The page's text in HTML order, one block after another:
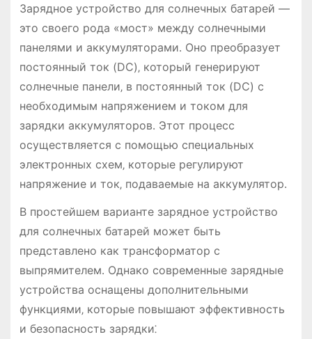
Зарядное устройство для солнечных батарей —
это своего рода «мост» между солнечными
панелями и аккумуляторами․ Оно преобразует
постоянный ток (DC)‚ который генерируют
солнечные панели‚ в постоянный ток (DC) с
необходимым напряжением и током для
зарядки аккумуляторов․ Этот процесс
осуществляется с помощью специальных
электронных схем‚ которые регулируют
напряжение и ток‚ подаваемые на аккумулятор․
В простейшем варианте зарядное устройство
для солнечных батарей может быть
представлено как трансформатор с
выпрямителем․ Однако современные зарядные
устройства оснащены дополнительными
функциями‚ которые повышают эффективность
и безопасность зарядки⁚